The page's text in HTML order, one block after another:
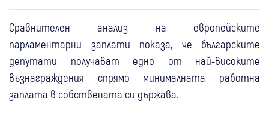
Сравнителен анализ на европейските
парламентарни заплати показа, че българските
депутати получават едно от най-високите
възнаграждения спрямо минималната работна
заплата в собствената си държава.